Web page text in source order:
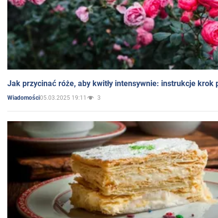
Jak przycinać róże, aby kwitły intensywnie: instrukcje krok
Wiadomości05.03.2025 19:11 3